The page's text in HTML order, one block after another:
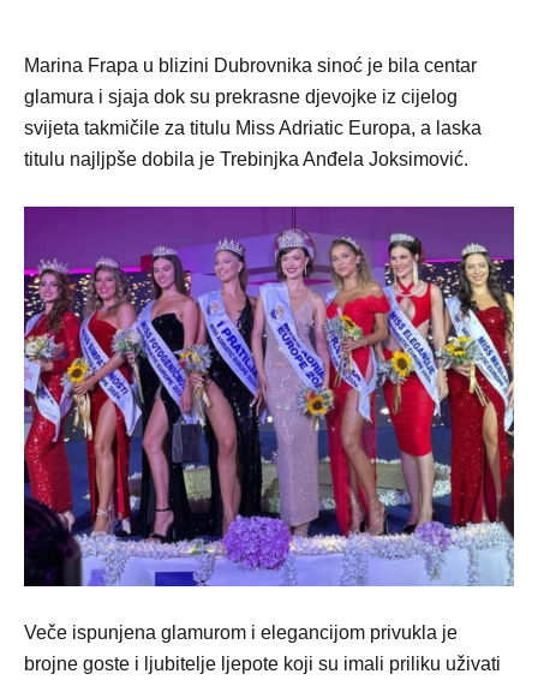
Marina Frapa u blizini Dubrovnika sinoć je bila centar
glamura i sjaja dok su prekrasne djevojke iz cijelog
svijeta takmičile za titulu Miss Adriatic Europa, a laska
titulu najljpše dobila je Trebinjka Anđela Joksimović.
Veče ispunjena glamurom i elegancijom privukla je
brojne goste i ljubitelje ljepote koji su imali priliku uživati